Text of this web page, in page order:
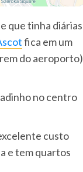
que tinha diárias
fica em um
do aeroporto)
no centro
custo
e tem quartos